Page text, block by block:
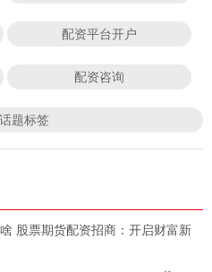
配资平台开户
配资咨询
题标签
股票期货配资招商：开启财富新